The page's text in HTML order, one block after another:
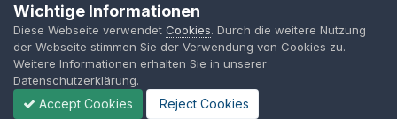
MPP-Engineering
Powered by Invision Community
Wichtige Informationen
Diese Webseite verwendet Cookies. Durch die weitere Nutzung
der Webseite stimmen Sie der Verwendung von Cookies zu.
Weitere Informationen erhalten Sie in unserer
Datenschutzerklärung.
Accept Cookies Reject Cookies